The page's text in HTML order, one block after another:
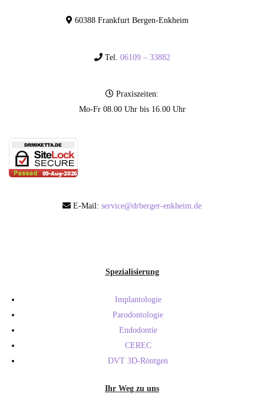
60388 Frankfurt Bergen-Enkheim
Tel. 06109 – 33882
Praxiszeiten:
Mo-Fr 08.00 Uhr bis 16.00 Uhr
E-Mail: service@drberger-enkheim.de
Spezialisierung
Implantologie
Parodontologie
Endodontie
CEREC
DVT 3D-Röntgen
Ihr Weg zu uns